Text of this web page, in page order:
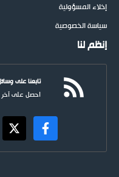
إخلاء المسؤولية
سياسة الخصوصية
إنظم لنا
تابعنا على
احصل على آخر